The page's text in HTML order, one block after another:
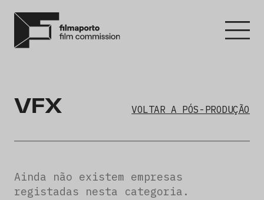
VFX VOLTAR A PÓS-PRODUÇÃO
Ainda não existem empresas
registadas nesta categoria.